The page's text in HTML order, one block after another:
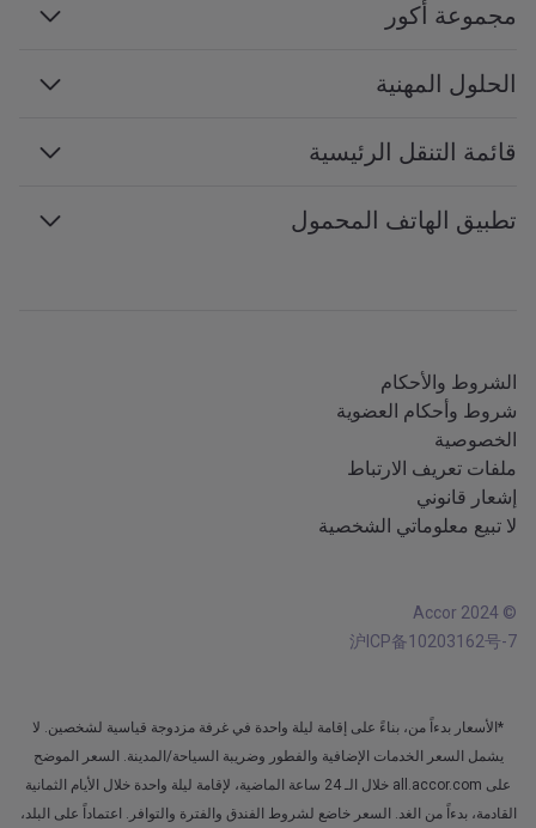
مجموعة أكور
الوظائف
برنامج الشراكة
الحلول المهنية
محترفي السفر
قائمة التنقل الرئيسية
تطبيق الهاتف المحمول
الشروط والأحكام
شروط وأحكام العضوية
الخصوصية
ملفات تعريف الارتباط
إشعار قانوني
لا تبيع معلوماتي الشخصية
© Accor 2024
沪ICP备10203162号-7
*الأسعار بدءاً من، بناءً على إقامة ليلة واحدة في غرفة مزدوجة قياسية لشخصين. لا
يشمل السعر الخدمات الإضافية والفطور وضريبة السياحة/المدينة. السعر الموضح
على all.accor.com خلال الـ 24 ساعة الماضية، لإقامة ليلة واحدة خلال الأيام الثمانية
القادمة، بدءاً من الغد. السعر خاضع لشروط الفندق والفترة والتوافر. اعتماداً على البلد،